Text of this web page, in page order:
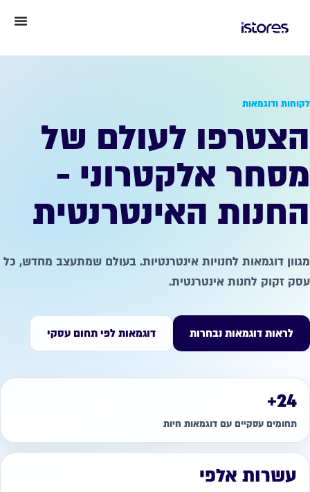
לקוחות ודוגמאות
הצטרפו לעולם של
מסחר אלקטרוני -
החנות האינטרנטית
מגוון דוגמאות לחנויות אינטרנטיות. בעולם שמתעצב מחדש, כל
עסק זקוק לחנות אינטרנטית.
לראות דוגמאות נבחרות דוגמאות לפי תחום עסקי
24+
תחומים עסקיים עם דוגמאות חיות
עשרות אלפי